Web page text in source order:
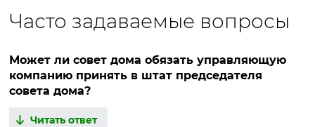
Часто задаваемые вопросы
Может ли совет дома обязать управляющую
компанию принять в штат председателя
совета дома?
Читать ответ